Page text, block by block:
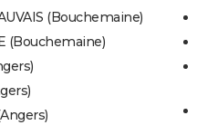
(Bouchemaine)
(Bouchemaine)